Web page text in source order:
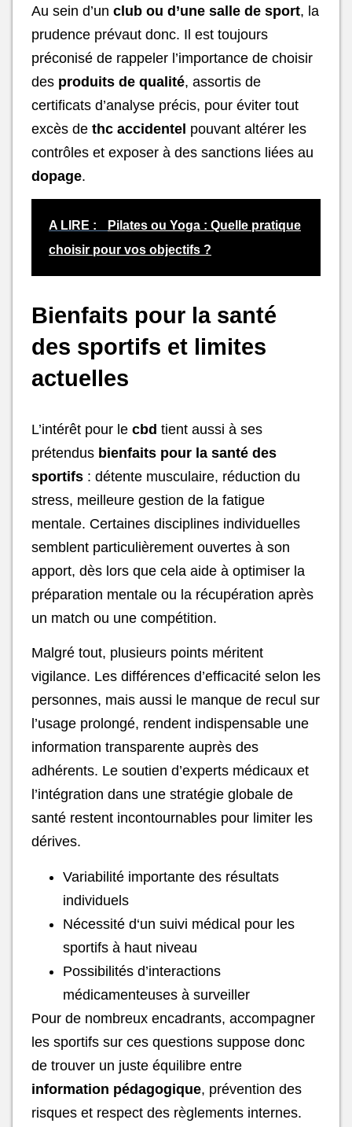
Au sein d’un club ou d’une salle de sport, la
prudence prévaut donc. Il est toujours
préconisé de rappeler l’importance de choisir
des produits de qualité, assortis de
certificats d’analyse précis, pour éviter tout
excès de thc accidentel pouvant altérer les
contrôles et exposer à des sanctions liées au
dopage.
A LIRE :
Pilates ou Yoga : Quelle pratique
choisir pour vos objectifs ?
Bienfaits pour la santé
des sportifs et limites
actuelles
L’intérêt pour le cbd tient aussi à ses
prétendus bienfaits pour la santé des
sportifs : détente musculaire, réduction du
stress, meilleure gestion de la fatigue
mentale. Certaines disciplines individuelles
semblent particulièrement ouvertes à son
apport, dès lors que cela aide à optimiser la
préparation mentale ou la récupération après
un match ou une compétition.
Malgré tout, plusieurs points méritent
vigilance. Les différences d’efficacité selon les
personnes, mais aussi le manque de recul sur
l’usage prolongé, rendent indispensable une
information transparente auprès des
adhérents. Le soutien d’experts médicaux et
l’intégration dans une stratégie globale de
santé restent incontournables pour limiter les
dérives.
Variabilité importante des résultats
individuels
Nécessité d‘un suivi médical pour les
sportifs à haut niveau
Possibilités d’interactions
médicamenteuses à surveiller
Pour de nombreux encadrants, accompagner
les sportifs sur ces questions suppose donc
de trouver un juste équilibre entre
information pédagogique, prévention des
risques et respect des règlements internes.